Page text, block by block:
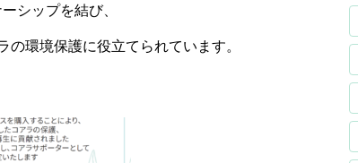
シップを結び、
環境保護に役立てられています。